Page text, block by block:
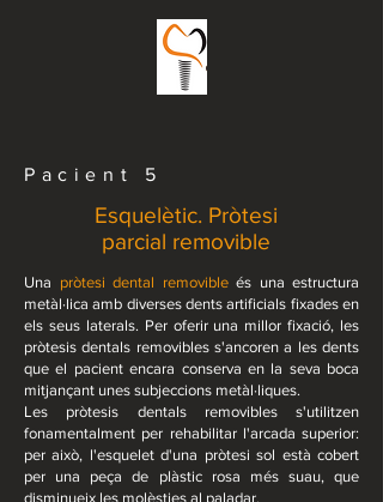
Pacient 5
Esquelètic. Pròtesi
parcial removible
Una pròtesi dental removibleés una estructura
metàl·lica amb diverses dents artificials fixades en
els seus laterals. Per oferir una millor fixació, les
pròtesis dentals removibles s'ancoren a les dents
que el pacient encara conserva en la seva boca
mitjançant unes subjeccions metàl·liques.
Les pròtesis dentals removibles s'utilitzen
fonamentalment per rehabilitar l'arcada superior:
per això, l'esquelet d'una pròtesi sol està cobert
per una peça de plàstic rosa més suau, que
disminueix les molèsties al paladar.